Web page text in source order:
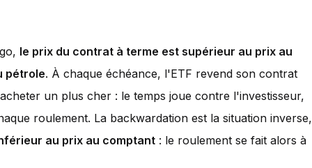
le prix du contrat à terme est supérieur au prix au
pétrole. À chaque échéance, l'ETF revend son contrat
un plus cher : le temps joue contre l'investisseur,
roulement. La backwardation est la situation inverse,
au prix au comptant : le roulement se fait alors à